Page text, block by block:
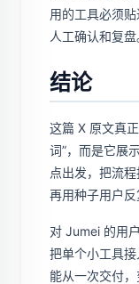
用的工具必须
人工确认和复盘
结论
这篇 X 原文真
词”，而是它展
点出发，把流
再用种子用户反
对 Jumei 的用
把单个小工具
能从一次交付，